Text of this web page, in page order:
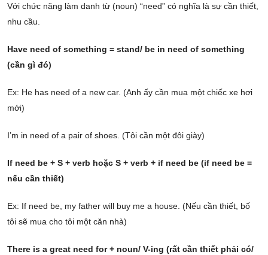
Với chức năng làm danh từ (noun) “need” có nghĩa là sự cần thiết,
nhu cầu.
Have need of something = stand/ be in need of something
(cần gì đó)
Ex: He has need of a new car. (Anh ấy cần mua một chiếc xe hơi
mới)
I’m in need of a pair of shoes. (Tôi cần một đôi giày)
If need be + S + verb hoặc S + verb + if need be (if need be =
nếu cần thiết)
Ex: If need be, my father will buy me a house. (Nếu cần thiết, bố
tôi sẽ mua cho tôi một căn nhà)
There is a great need for + noun/ V-ing (rất cần thiết phải có/